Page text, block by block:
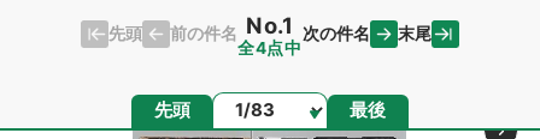
先頭 前の件名 No.1
全4点中
次の件名 末尾
先頭 ページ 最後